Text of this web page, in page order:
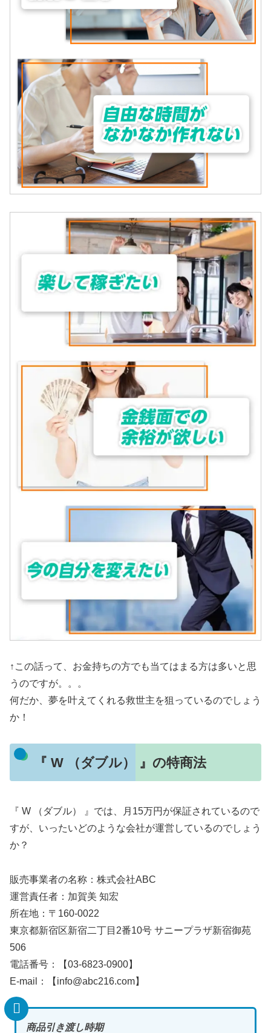
↑この話って、お金持ちの方でも当てはまる方は多いと思
うのですが。。。
何だか、夢を叶えてくれる救世主を狙っているのでしょう
か！
『 W （ダブル） 』の特商法
『 W （ダブル） 』では、月15万円が保証されているので
すが、いったいどのような会社が運営しているのでしょう
か？
販売事業者の名称：株式会社ABC
運営責任者：加賀美 知宏
所在地：〒160-0022
東京都新宿区新宿二丁目2番10号 サニープラザ新宿御苑
506
電話番号：【03-6823-0900】
E-mail：【info@abc216.com】
商品引き渡し時期